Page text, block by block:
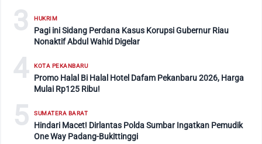
3 HUKRIM
Pagi ini Sidang Perdana Kasus Korupsi Gubernur Riau
Nonaktif Abdul Wahid Digelar
4 KOTA PEKANBARU
Promo Halal Bi Halal Hotel Dafam Pekanbaru 2026, Harga
Mulai Rp125 Ribu!
5 SUMATERA BARAT
Hindari Macet! Dirlantas Polda Sumbar Ingatkan Pemudik
One Way Padang-Bukittinggi